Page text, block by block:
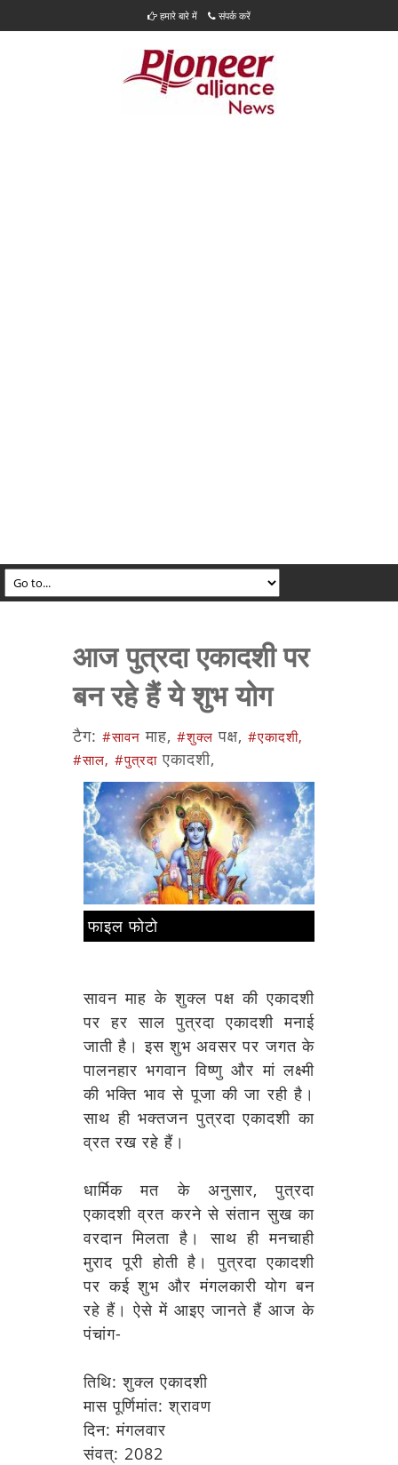
हमारे बारे में संपर्क करें
आज पुत्रदा एकादशी पर
बन रहे हैं ये शुभ योग
टैग: #सावन माह, #शुक्ल पक्ष, #एकादशी,
#साल, #पुत्रदाएकादशी,
फाइल फोटो
सावन माह के शुक्ल पक्ष की एकादशी
पर हर साल पुत्रदा एकादशी मनाई
जाती है। इस शुभ अवसर पर जगत के
पालनहार भगवान विष्णु और मां लक्ष्मी
की भक्ति भाव से पूजा की जा रही है।
साथ ही भक्तजन पुत्रदा एकादशी का
व्रत रख रहे हैं।
धार्मिक मत के अनुसार, पुत्रदा
एकादशी व्रत करने से संतान सुख का
वरदान मिलता है। साथ ही मनचाही
मुराद पूरी होती है। पुत्रदा एकादशी
पर कई शुभ और मंगलकारी योग बन
रहे हैं। ऐसे में आइए जानते हैं आज के
पंचांग-
तिथि: शुक्ल एकादशी
मास पूर्णिमांत: श्रावण
दिन: मंगलवार
संवत्: 2082